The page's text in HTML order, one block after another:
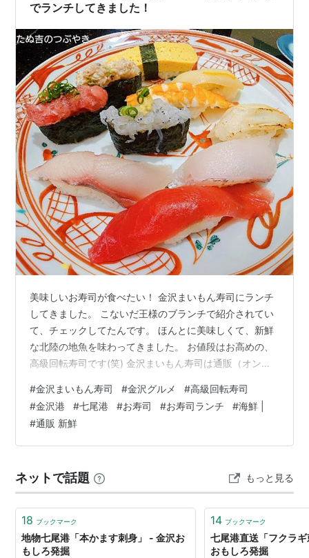
でランチしてきました！
美味しいお寿司が食べたい！ 金沢まいもん寿司にランチ
してきました。 こないだ王様のブランチで紹介されてい
て、チェックしてたんです。 ほんとに美味しくて、新鮮
な北陸の地魚を味わってきました。 お値段はお高めの、
高級回転寿司です(笑) 金沢まいもん寿司は通販（オンラ
ご覧ください。 見てください。 思い出してまた食べた
い。 ほんと美味しかった〜 金沢まいもん寿司 一名様か
らご家族連れまで、幅広い年代で楽しめる！旬の鮮魚を
味わい尽くす 金沢グルメ回転寿司 頼んだランチメニュー
金沢まいもん寿司は通販…
#金沢まいもん寿司 #金沢グルメ #高級回転寿司
#金沢港 #七尾港 #お寿司 #お寿司ランチ #海鮮 |
#通販 新鮮
ネットで話題 もっと見る
18 ブックマーク
地物七尾港「本かます刺身」 - 金沢お
もしろ発掘
14 ブックマーク
七尾港直送「フクラ
おもしろ発掘